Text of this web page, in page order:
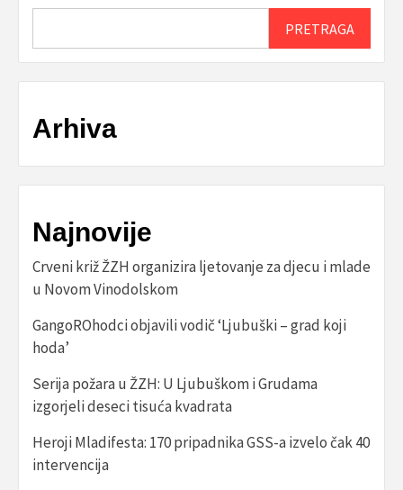
PRETRAGA
Arhiva
Najnovije
Crveni križ ŽZH organizira ljetovanje za djecu i mlade
u Novom Vinodolskom
GangoROhodci objavili vodič ‘Ljubuški – grad koji
hoda’
Serija požara u ŽZH: U Ljubuškom i Grudama
izgorjeli deseci tisuća kvadrata
Heroji Mladifesta: 170 pripadnika GSS-a izvelo čak 40
intervencija